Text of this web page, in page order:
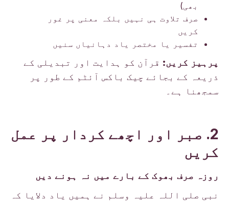
بھی)
صرف تلاوت ہی نہیں بلکہ معنی پر غور
کریں
تفسیر یا مختصر یاد دہانیاں سنیں
پرہیز کریں:قرآن کو ہدایت اور تبدیلی کے
ذریعہ کے بجائے چیک باکس آئٹم کے طور پر
سمجھنا ہے۔
2. صبر اور اچھے کردار پر عمل
کریں
روزہ صرف بھوک کے بارے میں نہ ہونے دیں
نبی صلی اللہ علیہ وسلم نے ہمیں یاد دلایا کہ